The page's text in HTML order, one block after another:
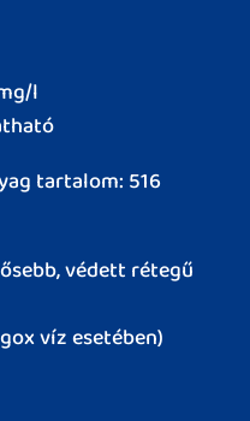
l
tartalom: 516
védett rétegű
víz esetében)